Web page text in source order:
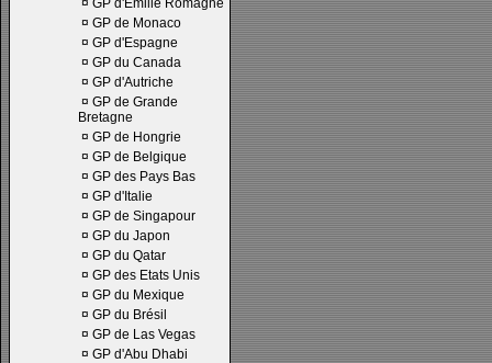
¤ GP d'Emilie Romagne
¤ GP de Monaco
¤ GP d'Espagne
¤ GP du Canada
¤ GP d'Autriche
¤ GP de Grande
Bretagne
¤ GP de Hongrie
¤ GP de Belgique
¤ GP des Pays Bas
¤ GP d'Italie
¤ GP de Singapour
¤ GP du Japon
¤ GP du Qatar
¤ GP des Etats Unis
¤ GP du Mexique
¤ GP du Brésil
¤ GP de Las Vegas
¤ GP d'Abu Dhabi